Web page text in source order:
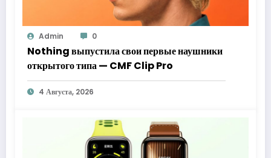
Admin 0
Nothing выпустила свои первые наушники
открытого типа — CMF Clip Pro
4 Августа, 2026